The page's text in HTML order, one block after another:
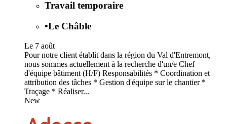
Travail temporaire
•Le Châble
Le 7 août
Pour notre client établit dans la région du Val d'Entremont,
nous sommes actuellement à la recherche d'un/e Chef
d'équipe bâtiment (H/F) Responsabilités * Coordination et
attribution des tâches * Gestion d'équipe sur le chantier *
Traçage * Réaliser...
New